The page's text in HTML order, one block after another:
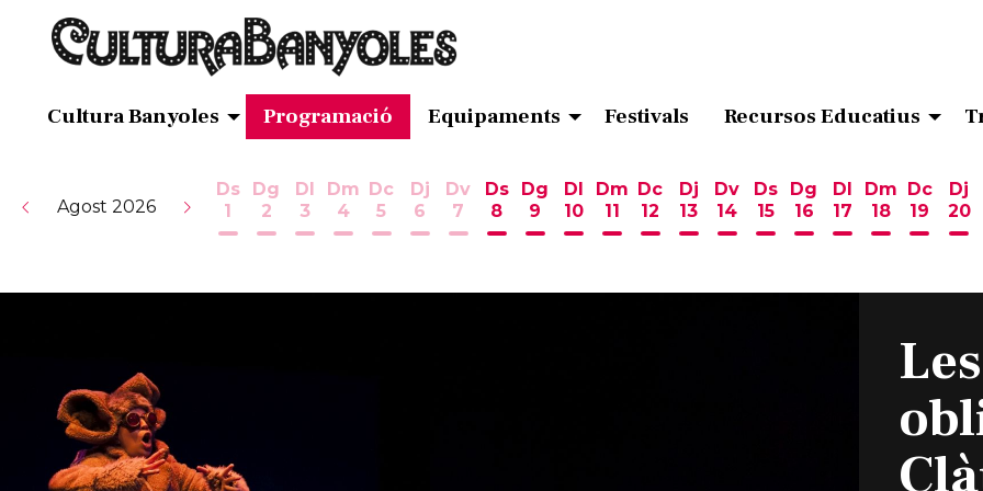
Cultura Banyoles Programació Equipaments Festivals Recursos Educatius
Agost 2026
Ds
1
Dissabte 1 d'agost
Dg
2
Diumenge 2 d'agost
Dl
3
Dilluns 3 d'agost
Dm
4
Dimarts 4 d'agost
Dc
5
Dimecres 5 d'agost
Dj
6
Dijous 6 d'agost
Dv
7
Divendres 7 d'agost
Ds
8
Dissabte 8 d'agost
Dg
9
Diumenge 9 d'agost
Dl
10
Dilluns 10 d'agost
Dm
11
Dimarts 11 d'agost
Dc
12
Dimecres 12 d'agost
Dj
13
Dijous 13 d'agost
Dv
14
Divendres 14 d'agost
Ds
15
Dissabte 15 d'agost
Dg
16
Diumenge 16
Dl
17
Dilluns 17
Dm
18
Dimarts 18
Dc
19
Dj
20